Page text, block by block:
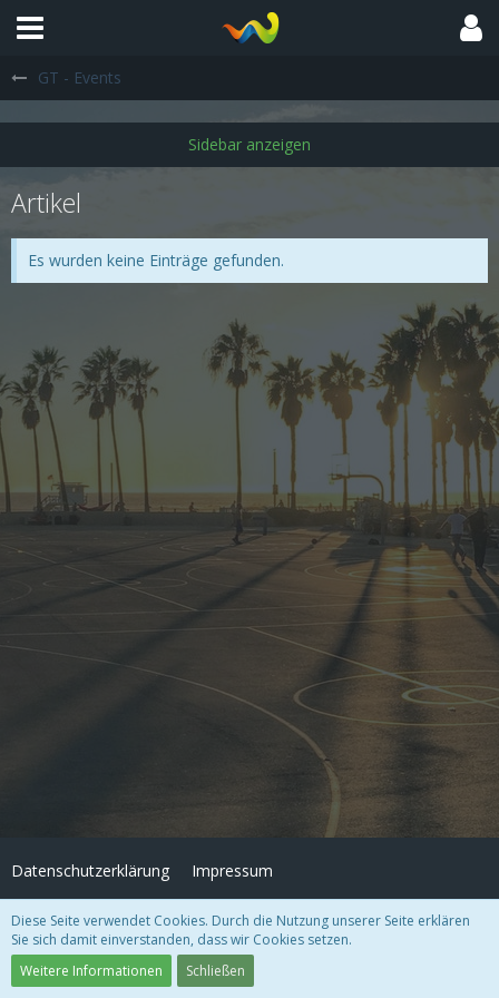
GT - Events
Artikel
Es wurden keine Einträge gefunden.
Datenschutzerklärung Impressum
Community-Software: WoltLab Suite™ 3.1.27
Design "Role Royale" by
Diese Seite verwendet Cookies. Durch die Nutzung unserer Seite erklären
Sie sich damit einverstanden, dass wir Cookies setzen.
Weitere Informationen
Schließen